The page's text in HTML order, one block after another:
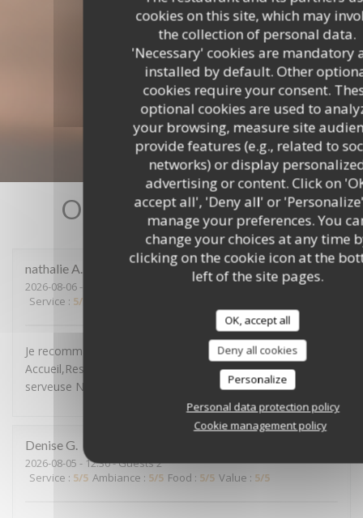
cookies on this site, which may
the collection of personal data.
'Necessary' cookies are mandatory
installed by default. Other
cookies require your consent.
optional cookies are used to
your browsing, measure site
provide features (e.g., related to
networks) or display
advertising or content. Click on
accept all', 'Deny all' or
manage your preferences. You
change your choices at any time
clicking on the cookie icon at the
left of the site pages.
OK, accept all
Deny all cookies
Personalize
Personal data protection policy
Cookie management policy
Our customer ratings
nathalie A
2026-08-06 - 20:45 - Guests 6
Service : 5/5
Je recommande ce restaurant tout est parfait.
Accueil,Restauration et service. Compliment à notre
serveuse Nyssa très compétente et très souriante.
DeniseG
2026-08-05 - 12:30 - Guests 2
Service : 5/5 Ambiance : 5/5 Food : 5/5 Value : 5/5